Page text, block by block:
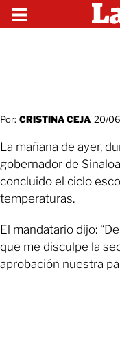
Por: CRISTINA CEJA 20/
La mañana de ayer,
gobernador de
concluido el ciclo
temperaturas.
El mandatario dijo:
que me disculpe la
aprobación nuestra